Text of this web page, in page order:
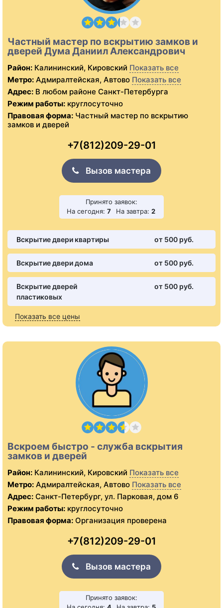
Частный мастер по вскрытию замков и
дверей Дума Даниил Александрович
Район: Калининский, Кировский Показать все
Метро: Адмиралтейская, Автово Показать все
Адрес: В любом районе Санкт-Петербурга
Режим работы: круглосуточно
Правовая форма: Частный мастер по вскрытию
замков и дверей
+7(812)209-29-01
Вызов мастера
Принято заявок:
На сегодня: 7 На завтра: 2
Вскрытие двери квартиры от 500 pуб.
Вскрытие двери дома от 500 pуб.
Вскрытие дверей
пластиковых
от 500 pуб.
Показать все цены
Вскроем быстро - служба вскрытия
замков и дверей
Район: Калининский, Кировский Показать все
Метро: Адмиралтейская, Автово Показать все
Адрес: Санкт-Петербург, ул. Парковая, дом 6
Режим работы: круглосуточно
Правовая форма: Организация проверена
+7(812)209-29-01
Вызов мастера
Принято заявок: